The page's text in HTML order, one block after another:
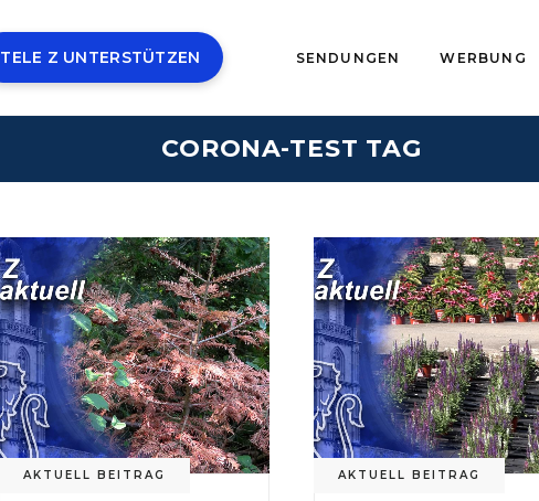
TELE Z UNTERSTÜTZEN SENDUNGEN WERBUNG
CORONA-TEST TAG
AKTUELL BEITRAG AKTUELL BEITRAG